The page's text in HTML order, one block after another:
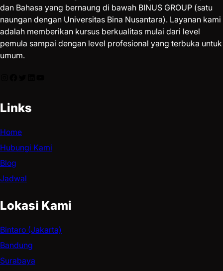
dan Bahasa yang bernaung di bawah BINUS GROUP (satu
naungan dengan Universitas Bina Nusantara). Layanan kami
adalah memberikan kursus berkualitas mulai dari level
pemula sampai dengan level profesional yang terbuka untuk
umum.
Links
Home
Hubungi Kami
Blog
Jadwal
Lokasi Kami
Bintaro (Jakarta)
Bandung
Surabaya